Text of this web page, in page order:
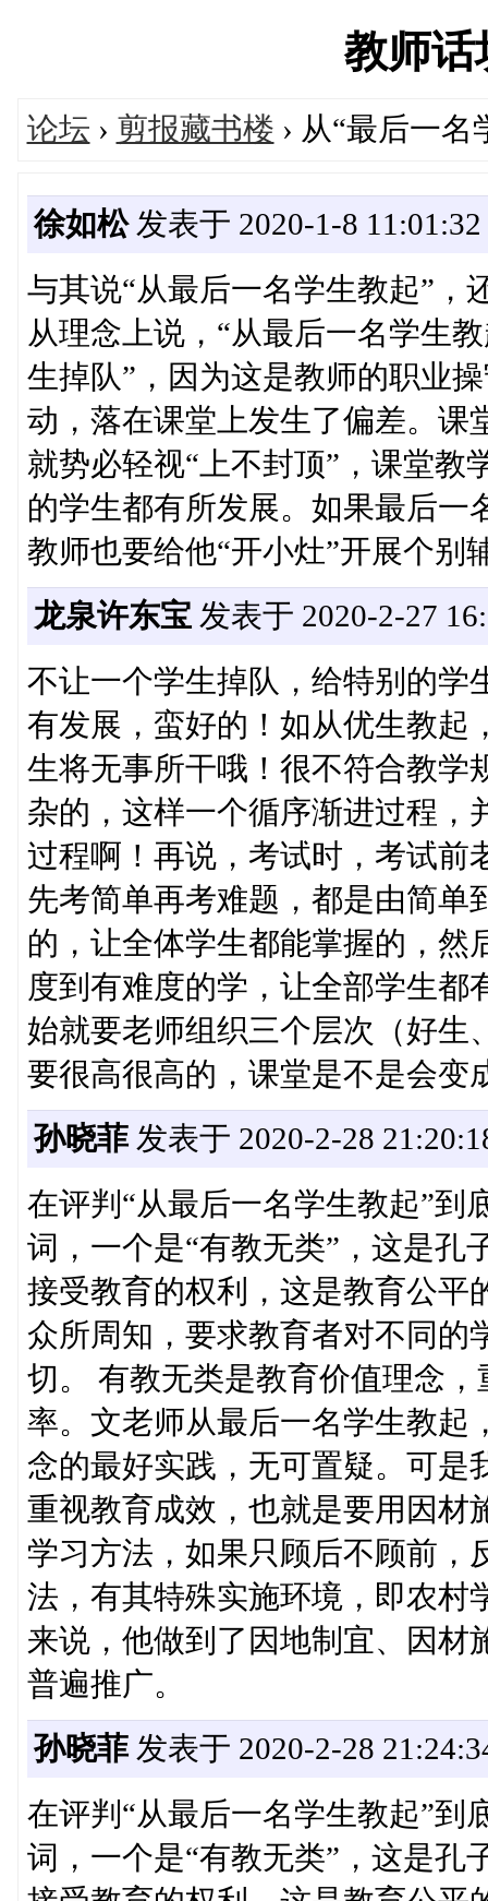
教师话
论坛 › 剪报藏书楼 › 从“最后一
徐如松发表于 2020-1-8 11:01:32
与其说“从最后一名学生教起”，
从理念上说，“从最后一名学生
生掉队”，因为这是教师的职业
动，落在课堂上发生了偏差。课
就势必轻视“上不封顶”，课堂教
的学生都有所发展。如果最后一
教师也要给他“开小灶”开展个别
龙泉许东宝 发表于 2020-2-27
不让一个学生掉队，给特别的学
有发展，蛮好的！如从优生教起
生将无事所干哦！很不符合教学
杂的，这样一个循序渐进过程，
过程啊！再说，考试时，考试前
先考简单再考难题，都是由简单
的，让全体学生都能掌握的，然
度到有难度的学，让全部学生都
始就要老师组织三个层次（好生
要很高很高的，课堂是不是会变
孙晓菲发表于 2020-2-28
在评判“从最后一名学生教起”到
词，一个是“有教无类”，这是孔
接受教育的权利，这是教育公平
众所周知，要求教育者对不同的
切。 有教无类是教育价值理念
率。文老师从最后一名学生教起
念的最好实践，无可置疑。可是
重视教育成效，也就是要用因材
学习方法，如果只顾后不顾前，
法，有其特殊实施环境，即农村
来说，他做到了因地制宜、因材
普遍推广。
孙晓菲发表于 2020-2-28
在评判“从最后一名学生教起”到
词，一个是“有教无类”，这是孔